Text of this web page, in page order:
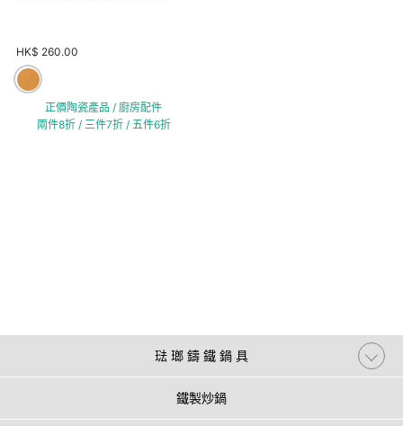
HK$ 260.00
正價陶瓷產品 / 廚房配件
兩件8折 / 三件7折 / 五件6折
琺 瑯 鑄 鐵 鍋 具
鐵製炒鍋